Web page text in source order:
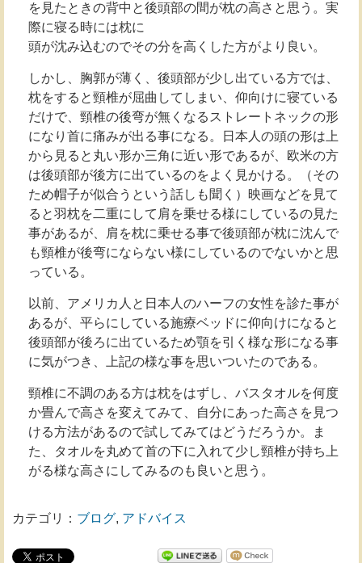
を見たときの背中と後頭部の間が枕の高さと思う。実
際に寝る時には枕に
頭が沈み込むのでその分を高くした方がより良い。
しかし、胸郭が薄く、後頭部が少し出ている方では、
枕をすると頸椎が屈曲してしまい、仰向けに寝ている
だけで、頸椎の後弯が無くなるストレートネックの形
になり首に痛みが出る事になる。日本人の頭の形は上
から見ると丸い形か三角に近い形であるが、欧米の方
は後頭部が後方に出ているのをよく見かける。（その
ため帽子が似合うという話しも聞く）映画などを見て
ると羽枕を二重にして肩を乗せる様にしているの見た
事があるが、肩を枕に乗せる事で後頭部が枕に沈んで
も頸椎が後弯にならない様にしているのでないかと思
っている。
以前、アメリカ人と日本人のハーフの女性を診た事が
あるが、平らにしている施療ベッドに仰向けになると
後頭部が後ろに出ているため顎を引く様な形になる事
に気がつき、上記の様な事を思いついたのである。
頸椎に不調のある方は枕をはずし、バスタオルを何度
か畳んで高さを変えてみて、自分にあった高さを見つ
ける方法があるので試してみてはどうだろうか。ま
た、タオルを丸めて首の下に入れて少し頸椎が持ち上
がる様な高さにしてみるのも良いと思う。
カテゴリ： ブログ, アドバイス